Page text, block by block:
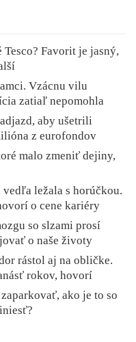
Favorit je jasný,
Vzácnu vilu
zatiaľ nepomohla
aby ušetrili
z eurofondov
malo zmeniť dejiny,
ležala s horúčkou.
o cene kariéry
so slzami prosí
o naše životy
rástol aj na obličke.
rokov, hovorí
ako je to so